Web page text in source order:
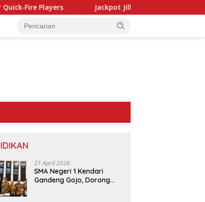
Jackpot Jill Casino: Quick Hits and Instant
21 April 2026
SMA Negeri 1 Kendari
Gandeng Gojo, Dorong